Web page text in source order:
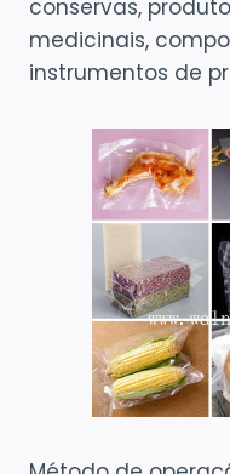
conservas,
medicinais,
instrumentos de